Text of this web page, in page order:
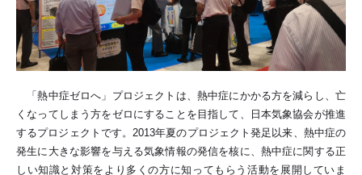
「熱中症ゼロへ」プロジェクトは、熱中症にかかる方を減らし、亡
くなってしまう方をゼロにすることを目指して、日本気象協会が推進
するプロジェクトです。2013年夏のプロジェクト発足以来、熱中症の
発生に大きな影響を与える気象情報の発信を核に、熱中症に関する正
しい知識と対策をより多くの方に知ってもらう活動を展開していま